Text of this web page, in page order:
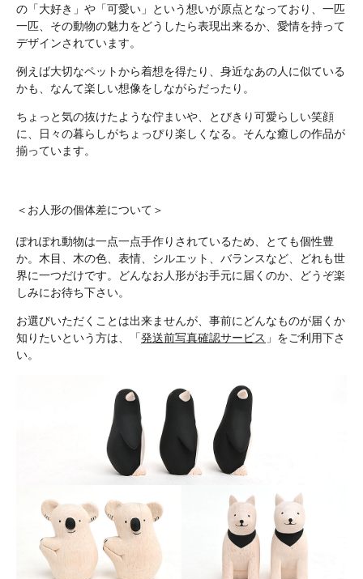
の「大好き」や「可愛い」という想いが原点となっており、一匹
一匹、その動物の魅力をどうしたら表現出来るか、愛情を持って
デザインされています。
例えば大切なペットから着想を得たり、身近なあの人に似ている
かも、なんて楽しい想像をしながらだったり。
ちょっと気の抜けたような佇まいや、とびきり可愛らしい笑顔
に、日々の暮らしがちょっぴり楽しくなる。そんな癒しの作品が
揃っています。
＜お人形の個体差について＞
ぽれぽれ動物は一点一点手作りされているため、とても個性豊
か。木目、木の色、表情、シルエット、バランスなど、どれも世
界に一つだけです。どんなお人形がお手元に届くのか、どうぞ楽
しみにお待ち下さい。
お選びいただくことは出来ませんが、事前にどんなものが届くか
知りたいという方は、「発送前写真確認サービス 」をご利用下さ
い。